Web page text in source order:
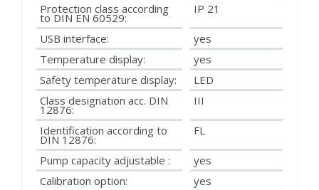
Protection class according
to DIN EN 60529:
IP 21
USB interface:
yes
Temperature display:
yes
Safety temperature display:
LED
Class designation acc. DIN
12876:
III
Identification according to
DIN 12876:
FL
Pump capacity adjustable :
yes
Calibration option:
yes